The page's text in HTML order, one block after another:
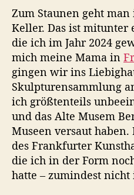
Zum Staunen geht
Keller. Das ist mitunter
die ich im Jahr 2024
mich meine Mama in
gingen wir ins
Skulpturensammlung
ich größtenteils
und das Alte Musem
Museen versaut haben.
des Frankfurter
die ich in der Form
hatte – zumindest